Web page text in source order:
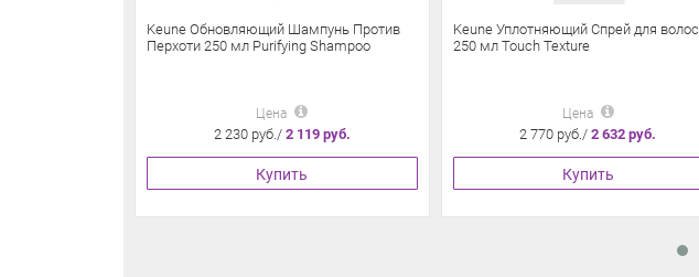
Keune Обновляющий Шампунь Против
Перхоти 250 мл Purifying Shampoo
Цена
2 230 руб./ 2 119 руб.
Купить
Keune Уплотняющий Спрей для волос
250 мл Touch Texture
Цена
2 770 руб./2 632 руб.
Купить